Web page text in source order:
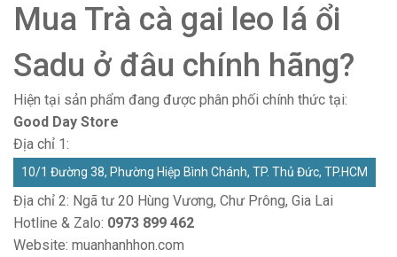
Mua Trà cà gai leo lá ổi
Sadu ở đâu chính hãng?
Hiện tại sản phẩm đang được phân phối chính thức tại:
Good Day Store
Địa chỉ 1:
10/1 Đường 38, Phường Hiệp Bình Chánh, TP. Thủ Đức, TP.HCM
Địa chỉ 2: Ngã tư 20 Hùng Vương, Chư Prông, Gia Lai
Hotline & Zalo: 0973 899 462
Website: muanhanhhon.com